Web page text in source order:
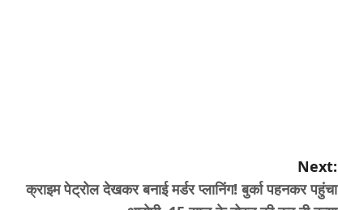
Next:
क्राइम पेट्रोल देखकर बनाई मर्डर प्लानिंग! बुर्का पहनकर पहुंचा